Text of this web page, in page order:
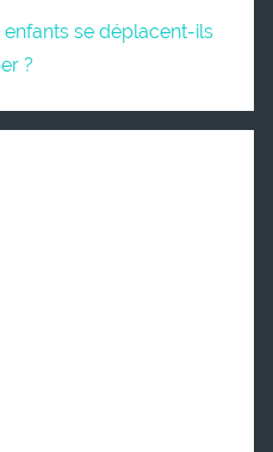
se déplacent-ils
?